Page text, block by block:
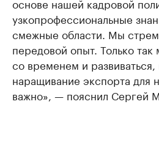
узкопрофессиональные
смежные области. Мы
передовой опыт. Только
со временем и развиваться,
наращивание экспорта для
важно», — пояснил Сергей